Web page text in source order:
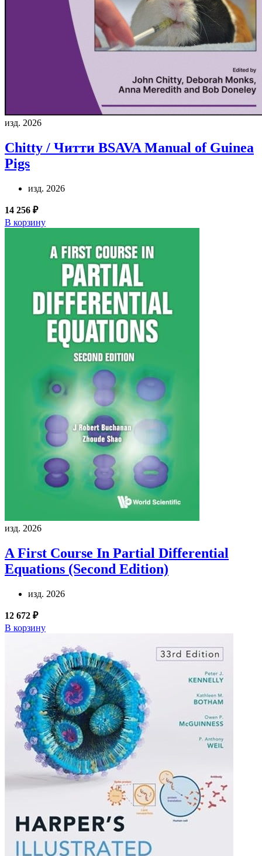
изд. 2026
Chitty / Читти BSAVA Manual of Guinea
Pigs
изд. 2026
14 256 ₽
В корзину
изд. 2026
A First Course In Partial Differential
Equations (Second Edition)
изд. 2026
12 672 ₽
В корзину